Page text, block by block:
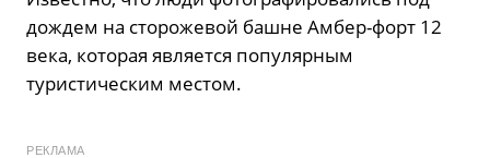
дождем на сторожевой башне Амбер-форт 12
века, которая является популярным
туристическим местом.
РЕКЛАМА